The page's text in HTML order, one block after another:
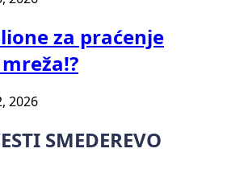
za praćenje
2026
SMEDEREVO